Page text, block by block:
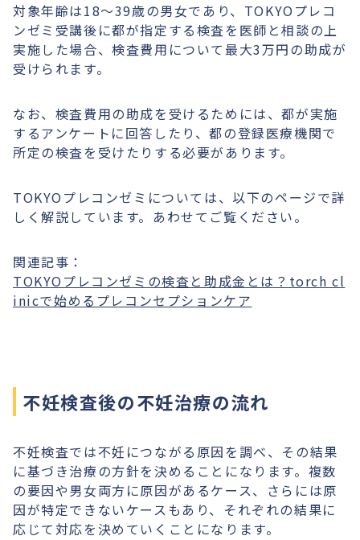
対象年齢は18〜39歳の男女であり、TOKYOプレコ
ンゼミ受講後に都が指定する検査を医師と相談の上
実施した場合、検査費用について最大3万円の助成が
受けられます。
なお、検査費用の助成を受けるためには、都が実施
するアンケートに回答したり、都の登録医療機関で
所定の検査を受けたりする必要があります。
TOKYOプレコンゼミについては、以下のページで詳
しく解説しています。あわせてご覧ください。
関連記事：
TOKYOプレコンゼミの検査と助成金とは？torch cl
inicで始めるプレコンセプションケア
不妊検査後の不妊治療の流れ
不妊検査では不妊につながる原因を調べ、その結果
に基づき治療の方針を決めることになります。複数
の要因や男女両方に原因があるケース、さらには原
因が特定できないケースもあり、それぞれの結果に
応じて対応を決めていくことになります。